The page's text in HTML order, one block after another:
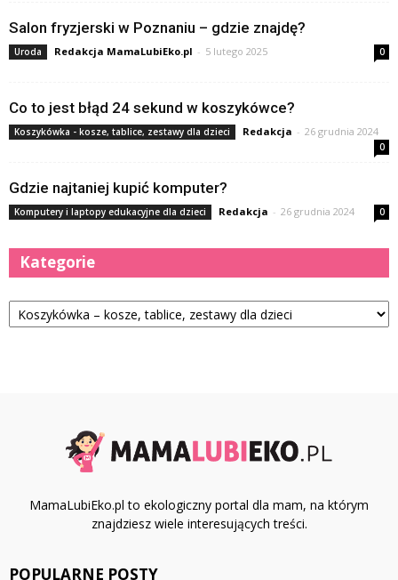
Salon fryzjerski w Poznaniu – gdzie znajdę?
Uroda Redakcja MamaLubiEko.pl - 5 lutego 2025 0
Co to jest błąd 24 sekund w koszykówce?
Koszykówka - kosze, tablice, zestawy dla dzieci Redakcja - 26 grudnia 2024
0
Gdzie najtaniej kupić komputer?
Komputery i laptopy edukacyjne dla dzieci Redakcja - 26 grudnia 2024 0
Kategorie
Kategorie
MamaLubiEko.pl to ekologiczny portal dla mam, na którym
znajdziesz wiele interesujących treści.
POPULARNE POSTY